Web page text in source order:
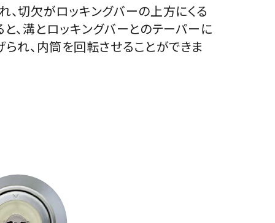
、切欠がロッキングバーの上方にくる
、溝とロッキングバーとのテーパーに
れ、内筒を回転させることができま